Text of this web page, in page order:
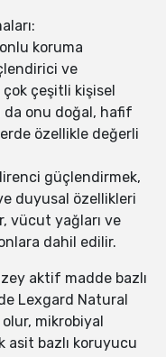
koruma
ve
çeşitli kişisel
da onu doğal, hafif
özellikle değerli
güçlendirmek,
duyusal özellikleri
vücut yağları ve
dahil edilir.
aktif madde bazlı
Lexgard Natural
olur, mikrobiyal
asit bazlı koruyucu